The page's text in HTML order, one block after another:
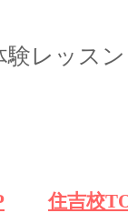
レッスン
住吉校